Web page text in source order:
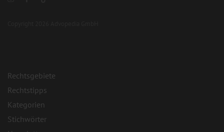
Rechtsgebiete
Rechtstipps
Kategorien
Stichwörter